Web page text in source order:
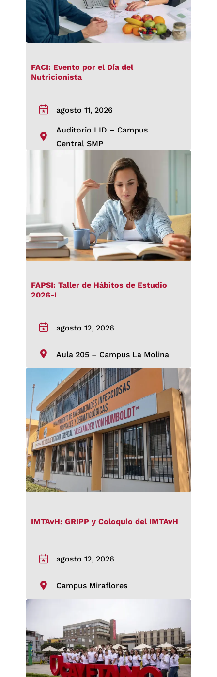
FACI: Evento por el Día del
Nutricionista
agosto 11, 2026
Auditorio LID – Campus
Central SMP
FAPSI: Taller de Hábitos de Estudio
2026-I
agosto 12, 2026
Aula 205 – Campus La Molina
IMTAvH: GRIPP y Coloquio del IMTAvH
agosto 12, 2026
Campus Miraflores